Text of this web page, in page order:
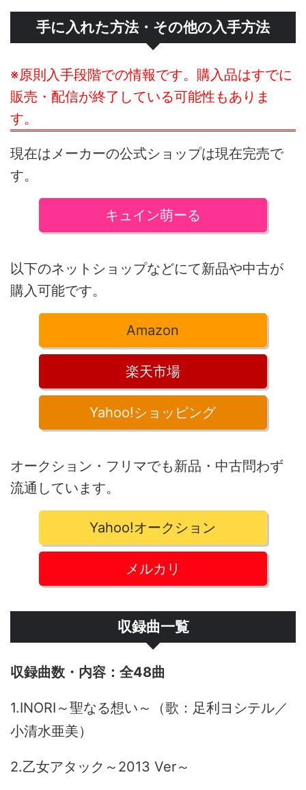
手に入れた方法・その他の入手方法
※原則入手段階での情報です。購入品はすでに
販売・配信が終了している可能性もありま
す。
現在はメーカーの公式ショップは現在完売で
す。
キュイン萌ーる
以下のネットショップなどにて新品や中古が
購入可能です。
Amazon
楽天市場
Yahoo!ショッピング
オークション・フリマでも新品・中古問わず
流通しています。
Yahoo!オークション
メルカリ
収録曲一覧
全48曲
1.INORI～聖なる想い～（歌：足利ヨシテル／
小清水亜美）
2.乙女アタック～2013 Ver～